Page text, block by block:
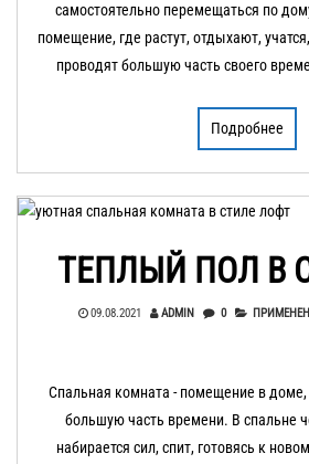
самостоятельно перемещаться по
помещение, где растут, отдыхают,
проводят большую часть своего
Подробнее
ТЕПЛЫЙ ПОЛ В
09.08.2021 ADMIN 0
Спальная комната - помещение в доме,
большую часть времени. В спальне
набирается сил, спит, готовясь к